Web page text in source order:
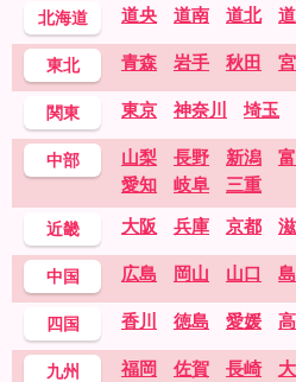
北海道 道央 道南 道北
東北 青森 岩手 秋田
関東 東京 神奈川 埼玉
中部 山梨 長野 新潟
愛知
岐阜 三重
近畿 大阪 兵庫 京都
中国 広島 岡山 山口
四国 香川 徳島 愛媛
九州 福岡 佐賀 長崎